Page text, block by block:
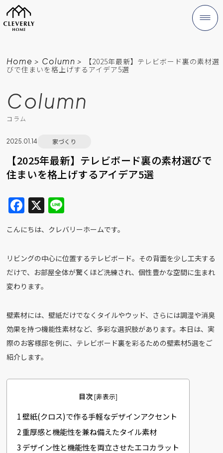
Home > Column >
【2025年最新】テレビボード裏の素材選
びで住まいを格上げするアイデア5選
Column
コラム
2025.01.14 家づくり
【2025年最新】テレビボード裏の素材選びで
住まいを格上げするアイデア5選
F
a
c
e
b
o
k
X
n
e
こんにちは、クレバリーホームです。
リビングの中心に位置するテレビボード。その背面を少し工夫する
だけで、お部屋全体が驚くほど洗練され、個性豊かな空間に生まれ
変わります。
壁素材には、壁紙だけでなくタイルやウッド、さらには調湿や消臭
効果を持つ機能性素材など、多彩な選択肢があります。本日は、実
際のお客様邸を例に、テレビボード裏を彩るための壁素材5選をご
紹介します。
目次[非表示]
1壁紙(クロス)で作る手軽なデザインアクセント
2重厚感と機能性を兼ね備えたタイル素材
3 デザイン性と機能性を両立させたエコカラット